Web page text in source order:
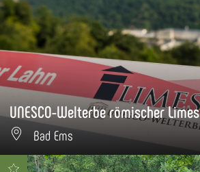
UNESCO-Welterbe römischer Limes
Bad Ems